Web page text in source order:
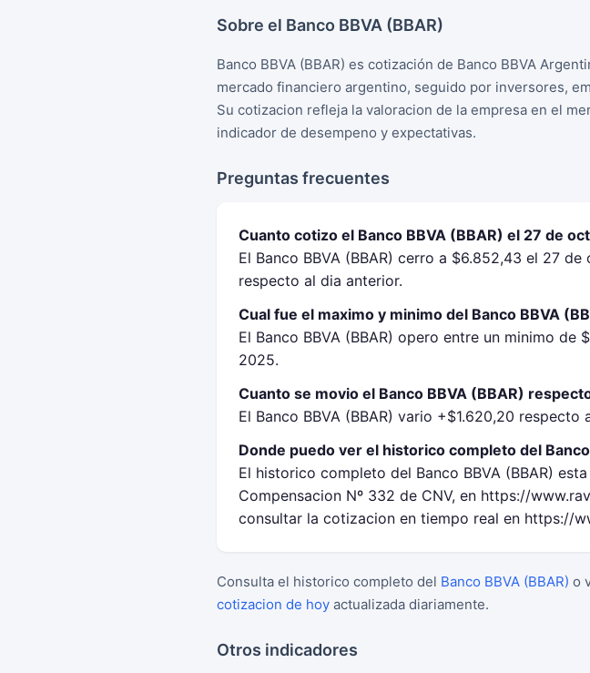
Sobre el Banco BBVA (BBAR)
Banco BBVA (BBAR) es cotización de Banco BBVA
mercado financiero argentino, seguido por inversores,
Su cotizacion refleja la valoracion de la empresa en el
indicador de desempeno y expectativas.
Preguntas frecuentes
Cuanto cotizo el Banco BBVA (BBAR) el 27 de
El Banco BBVA (BBAR) cerro a $6.852,43 el 27
respecto al dia anterior.
Cual fue el maximo y minimo del Banco BBVA
El Banco BBVA (BBAR) opero entre un minimo
2025.
Cuanto se movio el Banco BBVA (BBAR)
El Banco BBVA (BBAR) vario +$1.620,20
Donde puedo ver el historico completo del
El historico completo del Banco BBVA (BBAR)
Compensacion Nº 332 de CNV, en https://
consultar la cotizacion en tiempo real en https://
Consulta el historico completo del Banco BBVA (BBAR) o
cotizacion de hoy actualizada diariamente.
Otros indicadores